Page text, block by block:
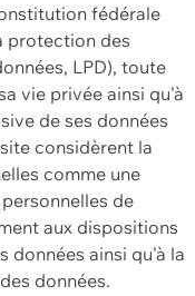
fédérale
protection des
LPD), toute
vie privée ainsi qu'à
de ses données
considèrent la
comme une
de
aux dispositions
données ainsi qu'à la
données.